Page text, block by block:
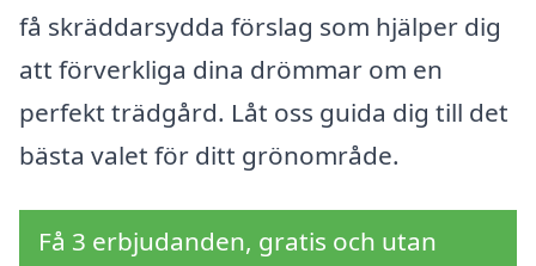
få skräddarsydda förslag som hjälper dig
att förverkliga dina drömmar om en
perfekt trädgård. Låt oss guida dig till det
bästa valet för ditt grönområde.
Få 3 erbjudanden, gratis och utan